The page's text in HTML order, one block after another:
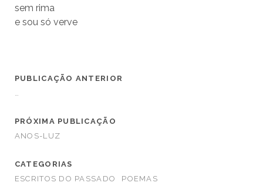
sem rima
e sou só verve
PUBLICAÇÃO ANTERIOR
…
PRÓXIMA PUBLICAÇÃO
ANOS-LUZ
CATEGORIAS
ESCRITOS DO PASSADO
POEMAS